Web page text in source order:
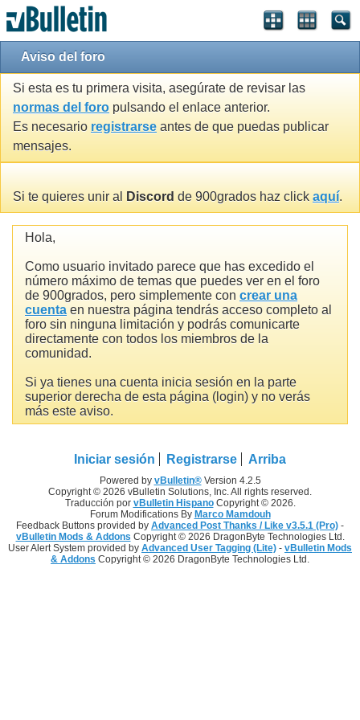
Aviso del foro
Si esta es tu primera visita, asegúrate de revisar las
normas del foro pulsando el enlace anterior.
Es necesario registrarse antes de que puedas publicar
mensajes.
Si te quieres unir al Discord de 900grados haz click aquí.
Hola,
Como usuario invitado parece que has excedido el
número máximo de temas que puedes ver en el foro
de 900grados, pero simplemente con crear una
cuenta en nuestra página tendrás acceso completo al
foro sin ninguna limitación y podrás comunicarte
directamente con todos los miembros de la
comunidad.
Si ya tienes una cuenta inicia sesión en la parte
superior derecha de esta página (login) y no verás
más este aviso.
Iniciar sesión Registrarse Arriba
Powered by vBulletin®Version 4.2.5
Copyright © 2026 vBulletin Solutions, Inc. All rights reserved.
Traducción por vBulletin HispanoCopyright © 2026.
Forum Modifications By Marco Mamdouh
Feedback Buttons provided by Advanced Post Thanks / Like v3.5.1 (Pro) -
vBulletin Mods & Addons Copyright © 2026 DragonByte Technologies Ltd.
User Alert System provided by Advanced User Tagging (Lite) - vBulletin Mods
& Addons Copyright © 2026 DragonByte Technologies Ltd.